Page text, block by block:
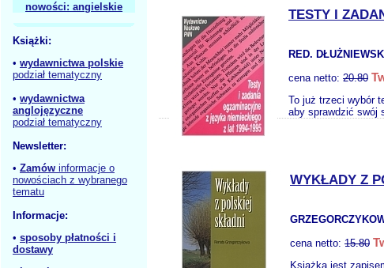
nowości: angielskie
Książki:
• wydawnictwa polskie
podział tematyczny
• wydawnictwa
anglojęzyczne
podział tematyczny
Newsletter:
• Zamów informacje o
nowościach z wybranego
tematu
Informacje:
• sposoby płatności i
dostawy
TESTY I
RED.
cena netto: 20.80
To już trzeci wybór
aby sprawdzić swój
WYKŁADY Z
cena netto: 15.80
Książka jest